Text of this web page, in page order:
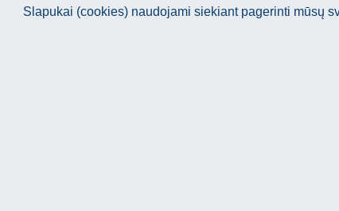
Slapukai (cookies) naudojami siekiant pagerinti mūsų